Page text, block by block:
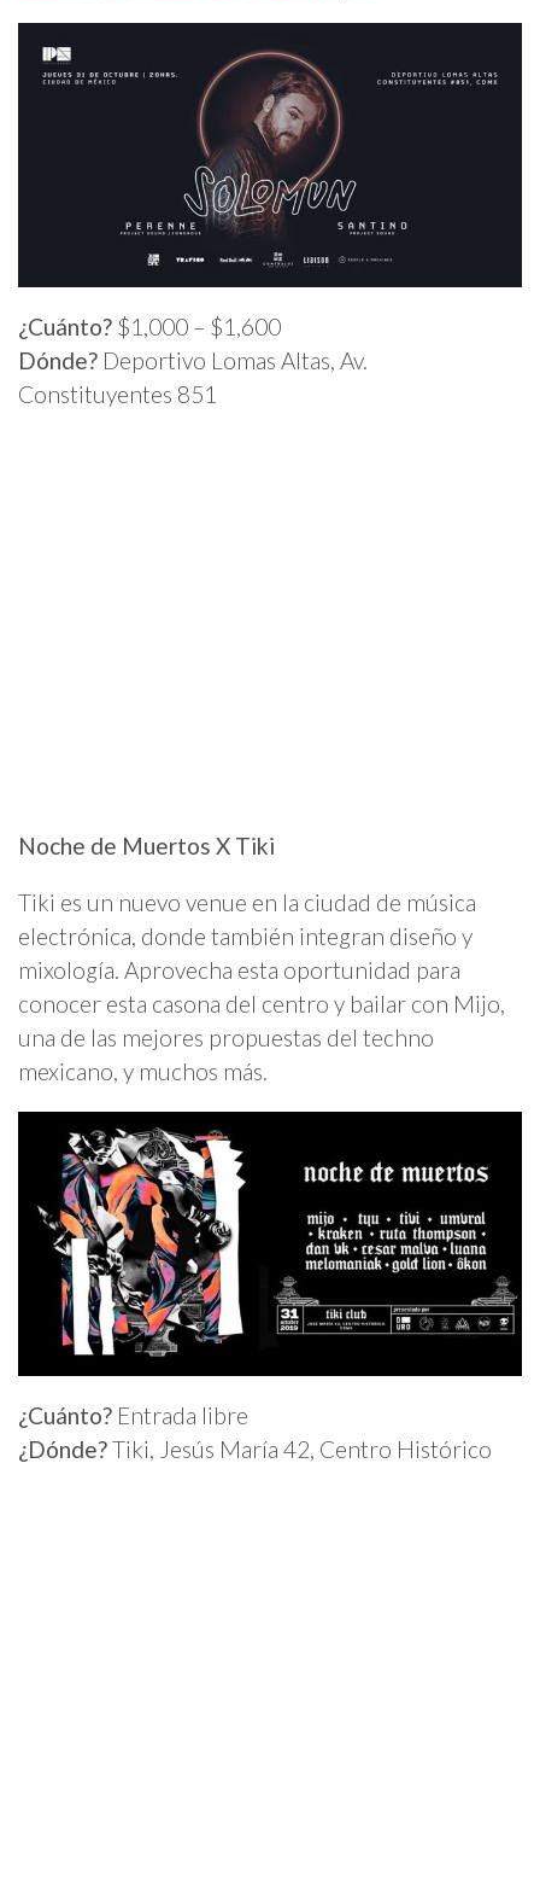
¿Cuánto? $1,000 – $1,600
Dónde? Deportivo Lomas Altas, Av.
Constituyentes 851
Noche de Muertos X Tiki
Tiki es un nuevo venue en la ciudad de música
electrónica, donde también integran diseño y
mixología. Aprovecha esta oportunidad para
conocer esta casona del centro y bailar con Mijo,
una de las mejores propuestas del techno
mexicano, y muchos más.
¿Cuánto? Entrada libre
¿Dónde?Tiki, Jesús María 42, Centro Histórico